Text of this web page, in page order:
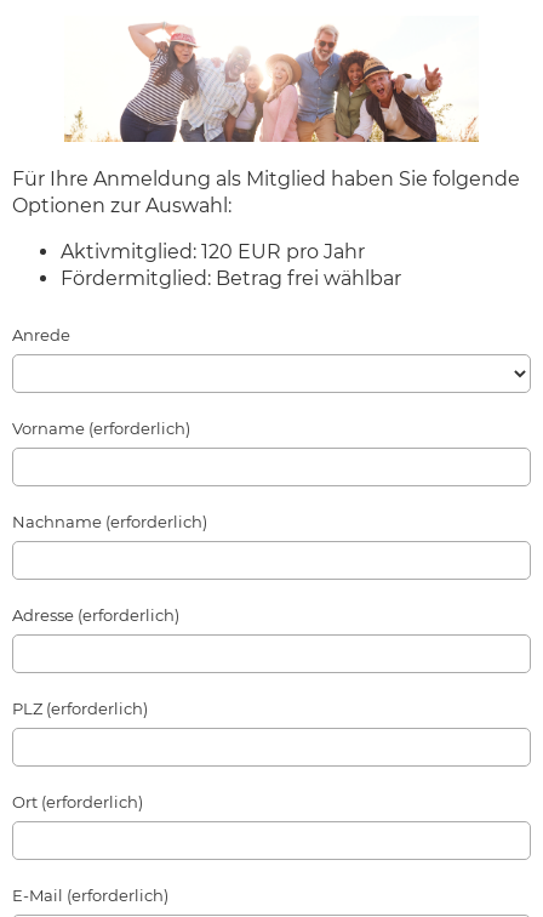
Für Ihre Anmeldung als Mitglied haben Sie folgende
Optionen zur Auswahl:
Aktivmitglied: 120 EUR pro Jahr
Fördermitglied: Betrag frei wählbar
Anrede
Vorname (erforderlich)
Nachname (erforderlich)
Adresse (erforderlich)
PLZ (erforderlich)
Ort (erforderlich)
E-Mail (erforderlich)